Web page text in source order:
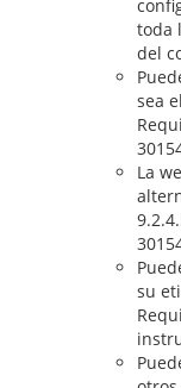
toda
del
sea
La
su